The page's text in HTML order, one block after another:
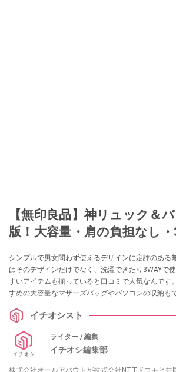
【無印良品】神リュック＆
版！大容量・肩の負担なし・
シンプルで男女問わず使えるデザインに定評のある
はそのデザインだけでなく、洗濯できたり3WAYで
すいアイテムも揃っていると口コミで人気なんです
すめの大容量なマザーズバッグやパソコンの収納も
刺繡工房の情報などもまとめました。ぜひ参考にし
イチオシスト
ライター / 編集
イチオシ編集部
株式会社オールアバウトが株式会社NTTドコモと共